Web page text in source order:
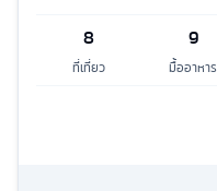
8
ที่เที่ยว
9
มื้ออาหาร